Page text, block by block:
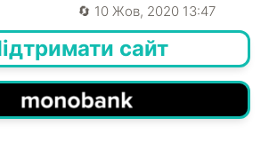
🔄 10 Жов, 2020 13:47
сайт